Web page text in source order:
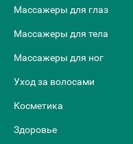
Массажеры для глаз
Массажеры для тела
Массажеры для ног
Уход за волосами
Косметика
Здоровье